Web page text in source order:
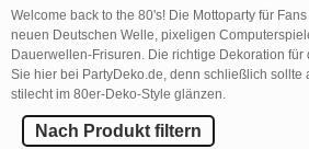
Welcome back to the 80's! Die Mottoparty für
neuen Deutschen Welle, pixeligen
Dauerwellen-Frisuren. Die richtige Dekoration für
Sie hier bei PartyDeko.de, denn schließlich sollte
stilecht im 80er-Deko-Style glänzen.
Nach Produkt filtern